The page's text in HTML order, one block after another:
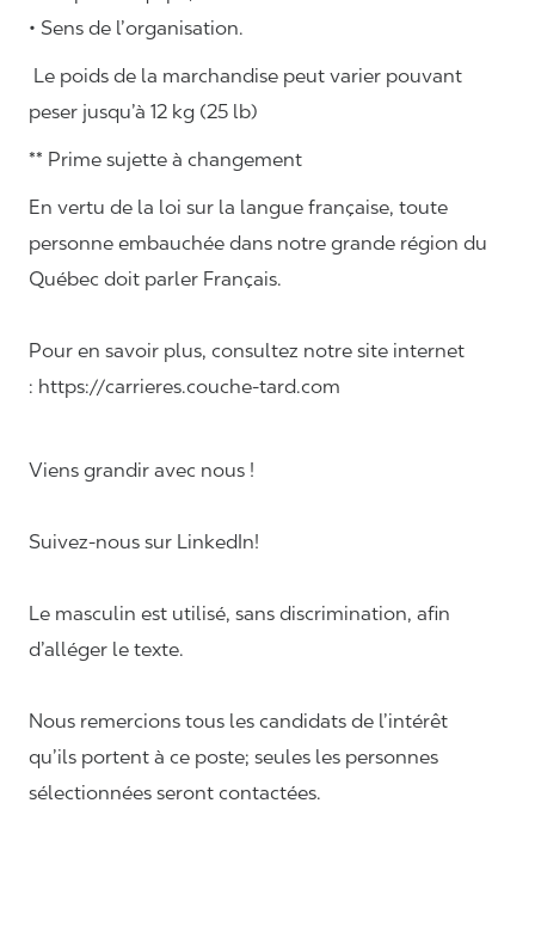
• Sens de l’organisation.
Le poids de la marchandise peut varier pouvant
peser jusqu’à 12 kg (25 lb)
** Prime sujette à changement
En vertu de la loi sur la langue française, toute
personne embauchée dans notre grande région du
Québec doit parler Français.
Pour en savoir plus, consultez notre site internet
: https://carrieres.couche-tard.com
Viens grandir avec nous !
Suivez-nous sur LinkedIn!
Le masculin est utilisé, sans discrimination, afin
d’alléger le texte.
Nous remercions tous les candidats de l’intérêt
qu’ils portent à ce poste; seules les personnes
sélectionnées seront contactées.